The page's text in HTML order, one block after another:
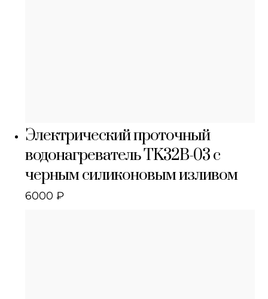
Электрический проточный
водонагреватель TK32B-03 с
черным силиконовым изливом
6000₽